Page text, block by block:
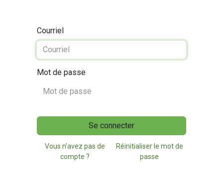
Courriel
Mot de passe
Se connecter
Vous n'avez pas de
compte ?
Réinitialiser le mot de
passe